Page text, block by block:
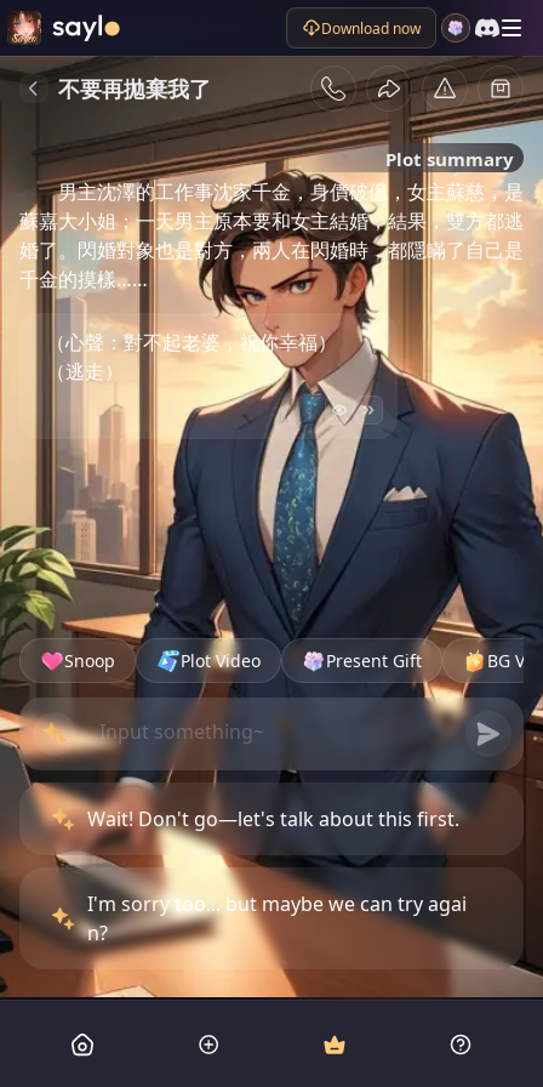
Download now
不要再拋棄我了
Plot summary
男主沈澤的工作事沈家千金，身價破億，女主蘇慈，是
蘇嘉大小姐；一天男主原本要和女主結婚，結果，雙方都逃
婚了。閃婚對象也是對方，兩人在閃婚時，都隱瞞了自己是
千金的摸樣……
（心聲：對不起老婆，祝你幸福）
（逃走）
Snoop Plot Video Present Gift BG
Wait! Don't go—let's talk about this first.
I'm sorry too... but maybe we can try agai
n?